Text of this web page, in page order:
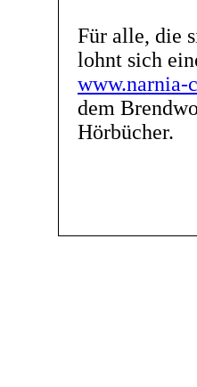
Für alle, die
lohnt sich
www.narnia-
dem
Hörbücher.